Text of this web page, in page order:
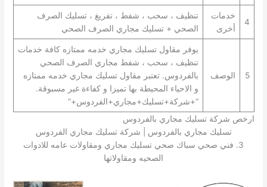
4
خدمات
أخرى
تنظيف ، سحب ، شفط ، تفريغ ، تسليك الصرف
الصحي + تسليك مجاري الصرف الصحي
5 الوصف
يوفر مقاول تسليك مجاري خدمه ممتازه كافة خدمات
تنظيف ، سحب ، شفط مجاري الصرف الصحي
بالفردوس. تعتبر مقاول تسليك مجاري خدمه ممتازه
و الاحياء المحيطة بها تميزا و كفاءة غير مسبوقة.
“+شركة+تسليك+مجاري+الفردوس+”
ارخص شركة تسليك مجاري بالفردوس
تسليك مجاري بالفردوس | شركة تسليك مجاري الفردوس
3. فني صحي سباك صحي تسليك مجاري ومقاولات عامه للادوات
الصحيه ومقاولاتها